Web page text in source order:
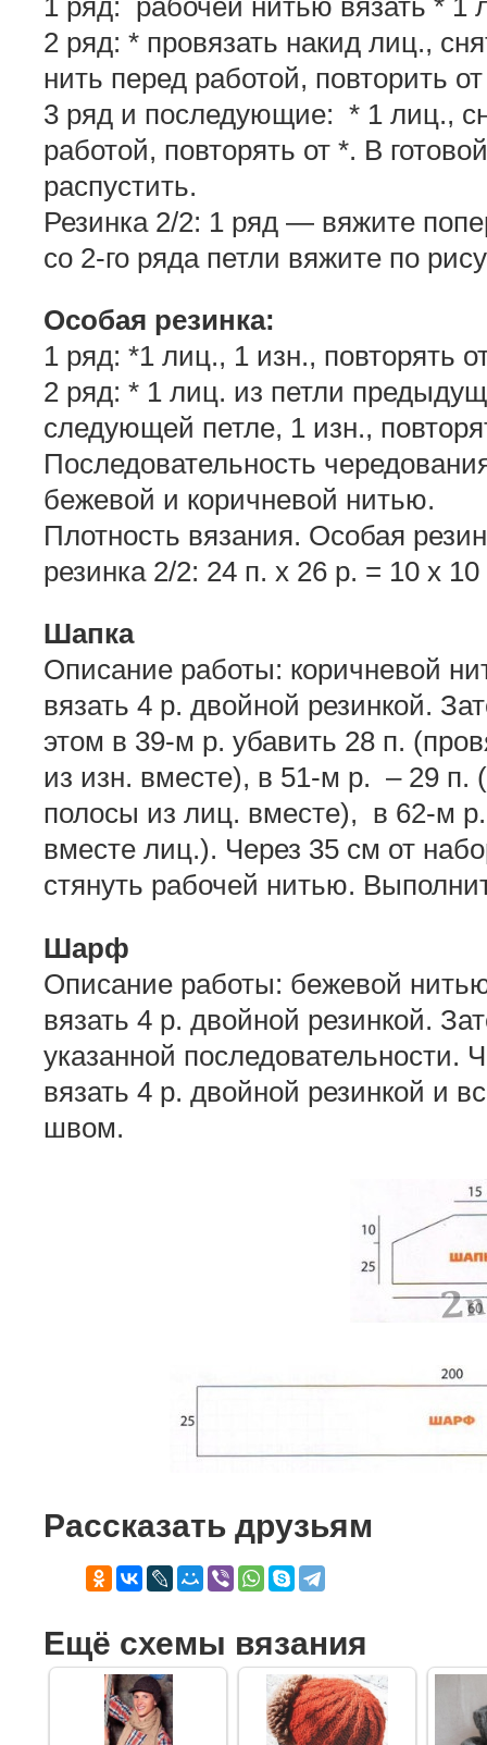
2 ряд: * провязать накид лиц.,
нить перед работой, повторить
3 ряд и последующие: * 1 лиц.,
работой, повторять от *. В
распустить.
Резинка 2/2: 1 ряд — вяжите
со 2-го ряда петли вяжите по
Особая резинка:
1 ряд: *1 лиц., 1 изн., повторять
2 ряд: * 1 лиц. из петли
следующей петле, 1 изн.,
Последовательность
бежевой и коричневой нитью.
Плотность вязания. Особая
резинка 2/2: 24 п. х 26 р. = 10 х
Шапка
Описание работы: коричневой
вязать 4 р. двойной резинкой.
этом в 39-м р. убавить 28 п.
из изн. вместе), в 51-м р. – 29 п.
полосы из лиц. вместе), в 62-м
вместе лиц.). Через 35 см от
стянуть рабочей нитью.
Шарф
Описание работы: бежевой
вязать 4 р. двойной резинкой.
указанной последовательности.
вязать 4 р. двойной резинкой и
швом.
Рассказать друзьям
Ещё схемы вязания